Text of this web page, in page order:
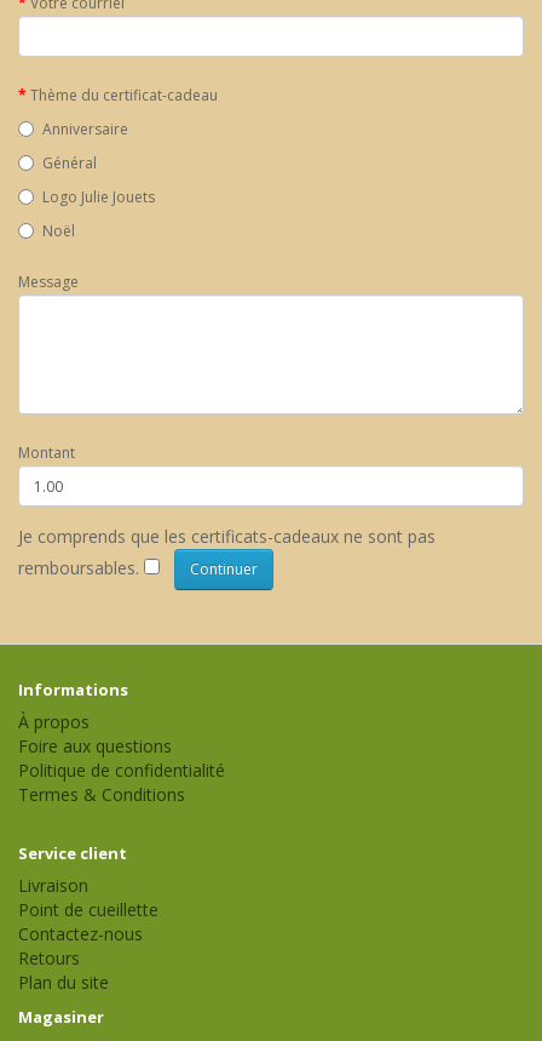
Thème du certificat-cadeau
Anniversaire
Général
Logo Julie Jouets
Noël
Message
Montant
Je comprends que les certificats-cadeaux ne sont pas
remboursables.
Informations
À propos
Foire aux questions
Politique de confidentialité
Termes & Conditions
Service client
Livraison
Point de cueillette
Contactez-nous
Retours
Plan du site
Magasiner